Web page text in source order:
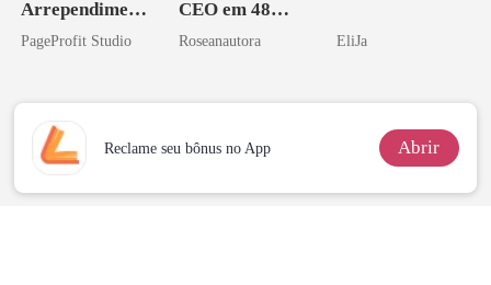
Arrependiment
o do Alfa: O
PageProfit Studio
CEO em 48
horas
Roseanautora EliJa
Reclame seu bônus no App Abrir